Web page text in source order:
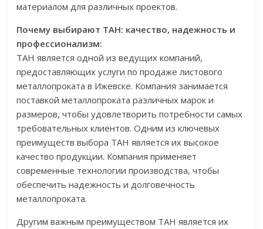
материалом для различных проектов.
Почему выбирают ТАН: качество, надежность и
профессионализм:
ТАН является одной из ведущих компаний,
предоставляющих услуги по продаже листового
металлопроката в Ижевске. Компания занимается
поставкой металлопроката различных марок и
размеров, чтобы удовлетворить потребности самых
требовательных клиентов. Одним из ключевых
преимуществ выбора ТАН является их высокое
качество продукции. Компания применяет
современные технологии производства, чтобы
обеспечить надежность и долговечность
металлопроката.
Другим важным преимуществом ТАН является их